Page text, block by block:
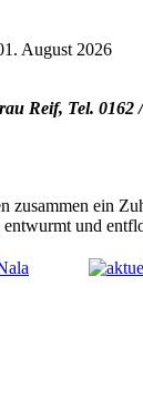
August 2026
Reif, Tel. 0162
zusammen ein
und